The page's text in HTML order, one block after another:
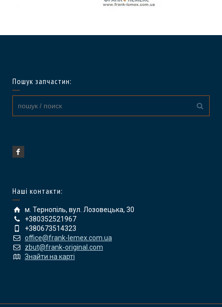
Пошук запчастин:
Наші контакти:
м. Тернопіль, вул. Лозовецька, 30
+380352521967
+380673514323
office@frank-lemex.com.ua
zbut@frank-original.com
Знайти на карті